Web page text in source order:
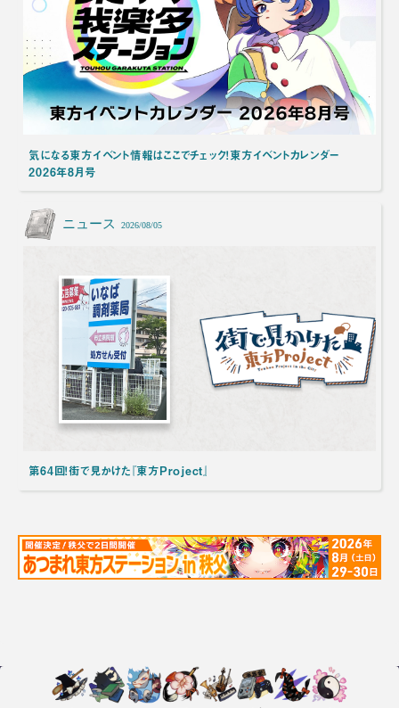
気になる東方イベント情報はここでチェック！東方イベントカレンダー
2026年8月号
ニュース 2026/08/05
第64回！街で見かけた『東方Project』